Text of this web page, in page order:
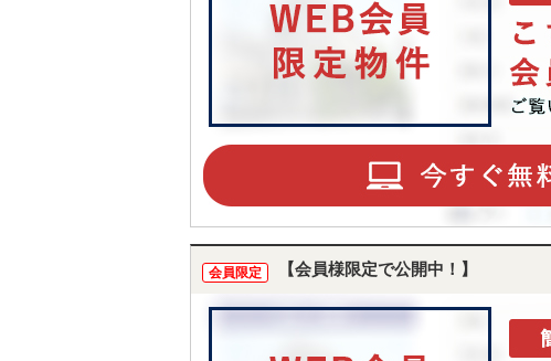
会員限定 【会員様限定で公開中！】